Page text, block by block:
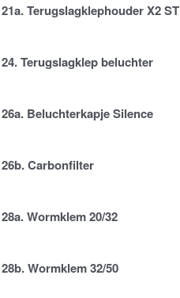
21a. Terugslagklephouder X2 ST
24. Terugslagklep beluchter
26a. Beluchterkapje Silence
26b. Carbonfilter
28a. Wormklem 20/32
28b. Wormklem 32/50